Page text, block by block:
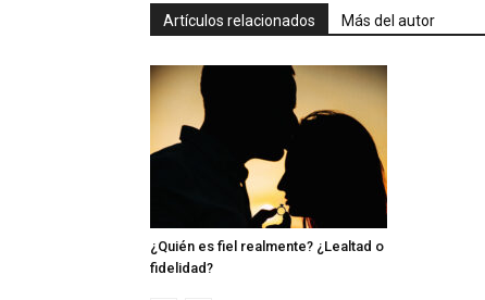
Artículos relacionados Más del autor
¿Quién es fiel realmente? ¿Lealtad o
fidelidad?